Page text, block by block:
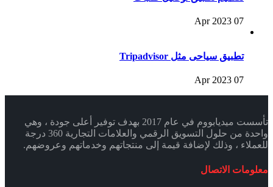
07 Apr 2023
تطبيق سياحى مثل Tripadvisor
07 Apr 2023
تأسست ميديابووم في عام 2017 بهدف توفير أعلى جودة ، وهي
واحدة من حلول التسويق الرقمي والعلامات التجارية 360 درجة
للعملاء ، وذلك لإضافة قيمة إلى منتجاتهم وخدماتهم وعروضهم.
معلومات الاتصال